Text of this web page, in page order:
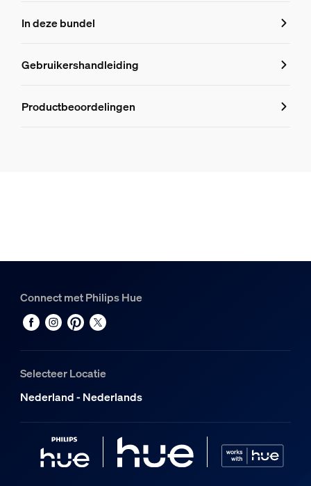
Kenmerken
330180
Productinformatie
In deze bundel
Gebruikershandleiding
Productbeoordelingen
Connect met Philips Hue
Selecteer Locatie
Nederland - Nederlands